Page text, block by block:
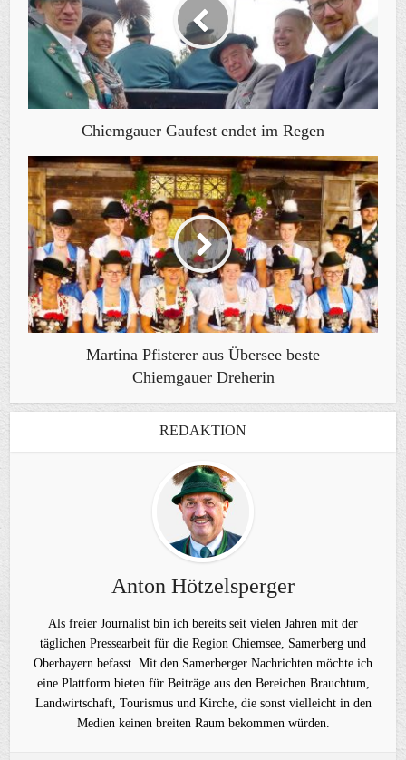
Chiemgauer Gaufest endet im Regen
Martina Pfisterer aus Übersee beste
Chiemgauer Dreherin
REDAKTION
Anton Hötzelsperger
Als freier Journalist bin ich bereits seit vielen Jahren mit der
täglichen Pressearbeit für die Region Chiemsee, Samerberg und
Oberbayern befasst. Mit den Samerberger Nachrichten möchte ich
eine Plattform bieten für Beiträge aus den Bereichen Brauchtum,
Landwirtschaft, Tourismus und Kirche, die sonst vielleicht in den
Medien keinen breiten Raum bekommen würden.